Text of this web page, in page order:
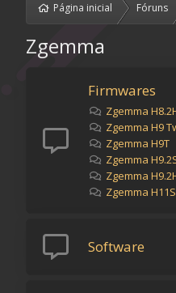
Página inicial Fóruns
Zgemma
Firmwares
Zgemma
Zgemma H9
Zgemma H9T
Zgemma
Zgemma
Zgemma H11S
Software